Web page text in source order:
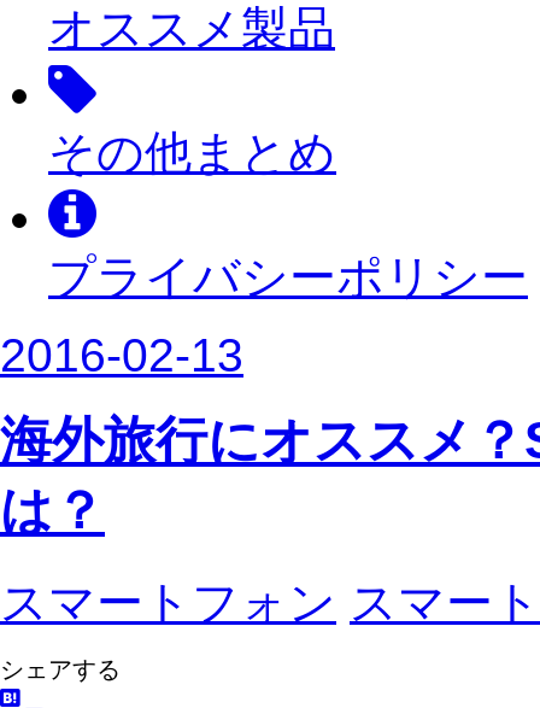
オススメ製品
その他まとめ
プライバシーポリシー
2016-02-13
海外旅行にオススメ
は？
スマートフォン スマー
シェアする